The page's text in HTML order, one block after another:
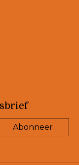
Abonneer